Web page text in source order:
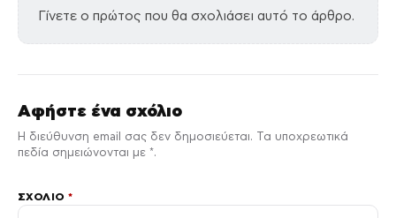
Γίνετε ο πρώτος που θα σχολιάσει αυτό το άρθρο.
Αφήστε ένα σχόλιο
Η διεύθυνση email σας δεν δημοσιεύεται. Τα υποχρεωτικά
πεδία σημειώνονται με *.
ΣΧΌΛΙΟ*